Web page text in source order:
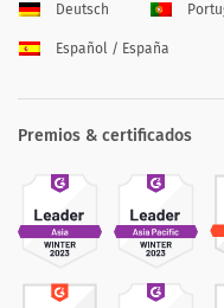
Deutsch
Español / España
Premios & certificados